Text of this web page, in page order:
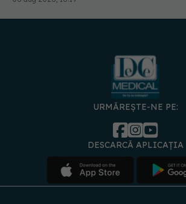
URMĂREȘTE-NE PE:
DESCARCĂ APLICAȚIA
specialiști
Politica de
Cookies